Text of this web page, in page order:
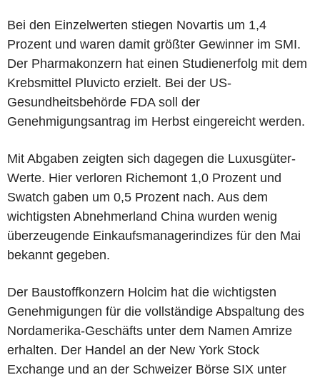
Bei den Einzelwerten stiegen Novartis um 1,4
Prozent und waren damit größter Gewinner im SMI.
Der Pharmakonzern hat einen Studienerfolg mit dem
Krebsmittel Pluvicto erzielt. Bei der US-
Gesundheitsbehörde FDA soll der
Genehmigungsantrag im Herbst eingereicht werden.
Mit Abgaben zeigten sich dagegen die Luxusgüter-
Werte. Hier verloren Richemont 1,0 Prozent und
Swatch gaben um 0,5 Prozent nach. Aus dem
wichtigsten Abnehmerland China wurden wenig
überzeugende Einkaufsmanagerindizes für den Mai
bekannt gegeben.
Der Baustoffkonzern Holcim hat die wichtigsten
Genehmigungen für die vollständige Abspaltung des
Nordamerika-Geschäfts unter dem Namen Amrize
erhalten. Der Handel an der New York Stock
Exchange und an der Schweizer Börse SIX unter